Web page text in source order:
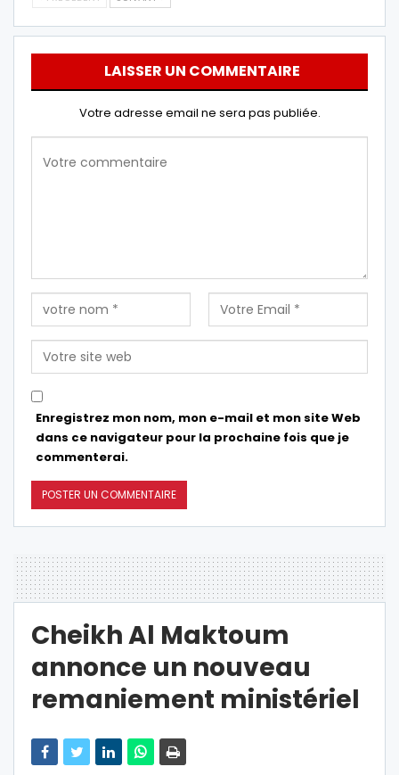
LAISSER UN COMMENTAIRE
Votre adresse email ne sera pas publiée.
Enregistrez mon nom, mon e-mail et mon site Web
dans ce navigateur pour la prochaine fois que je
commenterai.
Cheikh Al Maktoum
annonce un nouveau
remaniement ministériel